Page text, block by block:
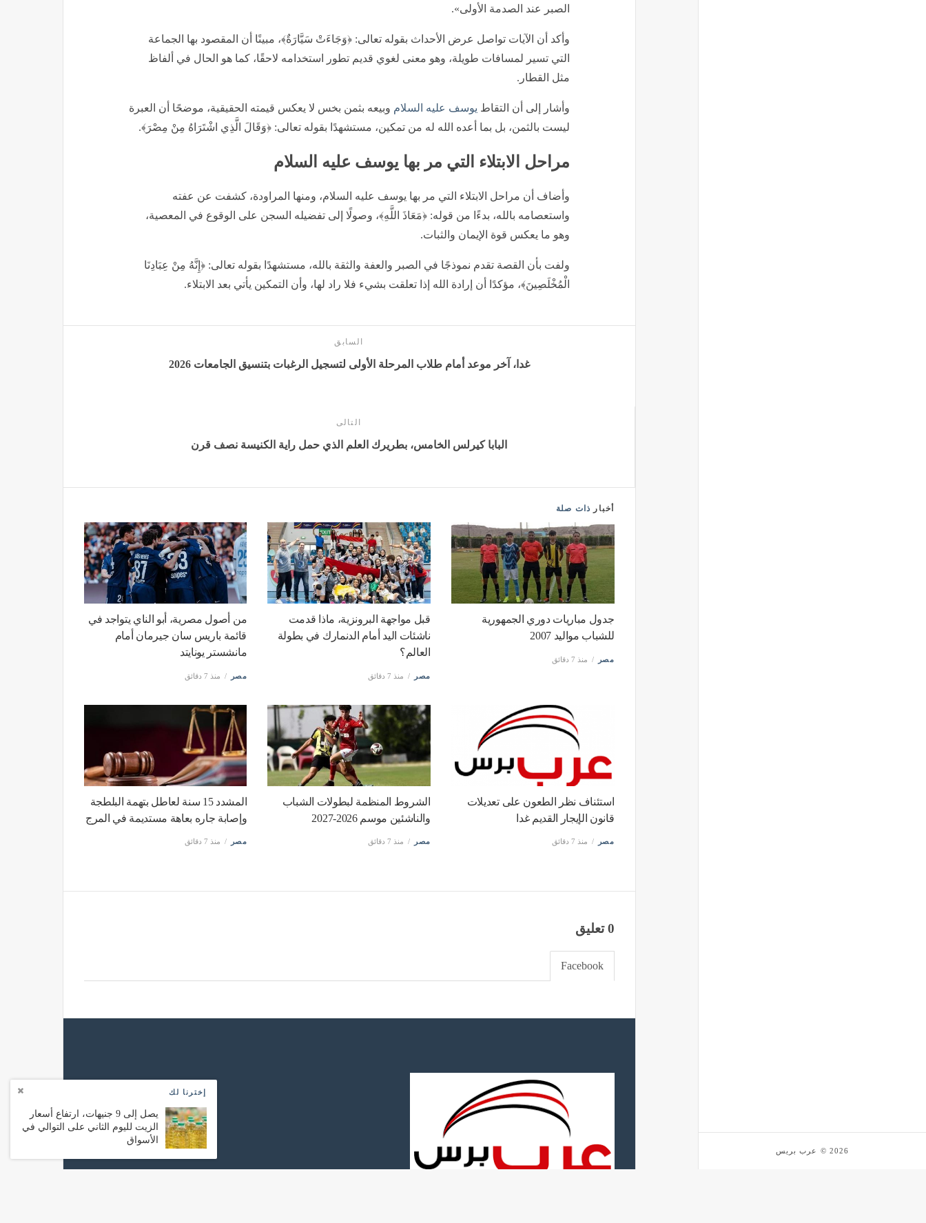
2026 © عرب بريس
الصبر عند الصدمة الأولى».
وأكد أن الآيات تواصل عرض الأحداث بقوله تعالى: ﴿وَجَاءَتْ سَيَّارَةٌ﴾، مبينًا أن المقصود بها الجماعة
التي تسير لمسافات طويلة، وهو معنى لغوي قديم تطور استخدامه لاحقًا، كما هو الحال في ألفاظ
مثل القطار.
وأشار إلى أن التقاط يوسف عليه السلام وبيعه بثمن بخس لا يعكس قيمته الحقيقية، موضحًا أن العبرة
ليست بالثمن، بل بما أعده الله له من تمكين، مستشهدًا بقوله تعالى: ﴿وَقَالَ الَّذِي اشْتَرَاهُ مِنْ مِصْرَ﴾.
مراحل الابتلاء التي مر بها يوسف عليه السلام
وأضاف أن مراحل الابتلاء التي مر بها يوسف عليه السلام، ومنها المراودة، كشفت عن عفته
واستعصامه بالله، بدءًا من قوله: ﴿مَعَاذَ اللَّهِ﴾، وصولًا إلى تفضيله السجن على الوقوع في المعصية،
وهو ما يعكس قوة الإيمان والثبات.
ولفت بأن القصة تقدم نموذجًا في الصبر والعفة والثقة بالله، مستشهدًا بقوله تعالى: ﴿إِنَّهُ مِنْ عِبَادِنَا
الْمُخْلَصِينَ﴾، مؤكدًا أن إرادة الله إذا تعلقت بشيء فلا راد لها، وأن التمكين يأتي بعد الابتلاء.
إخترنا لك
يصل إلى 9 جنيهات، ارتفاع أسعار
الزيت لليوم الثاني على التوالي في
الأسواق
السابق
غدا، آخر موعد أمام طلاب المرحلة الأولى لتسجيل الرغبات بتنسيق الجامعات 2026
التالى
البابا كيرلس الخامس، بطريرك العلم الذي حمل راية الكنيسة نصف قرن
أخبار ذات صلة
جدول مباريات دوري الجمهورية
للشباب مواليد 2007
مصر منذ 7 دقائق
قبل مواجهة البرونزية، ماذا قدمت
ناشئات اليد أمام الدنمارك في بطولة
العالم؟
مصر منذ 7 دقائق
من أصول مصرية، أبو الناي يتواجد في
قائمة باريس سان جيرمان أمام
مانشستر يونايتد
مصر منذ 7 دقائق
استئناف نظر الطعون على تعديلات
قانون الإيجار القديم غدا
مصر منذ 7 دقائق
الشروط المنظمة لبطولات الشباب
والناشئين موسم 2026-2027
مصر منذ 7 دقائق
المشدد 15 سنة لعاطل بتهمة البلطجة
وإصابة جاره بعاهة مستديمة في المرج
مصر منذ 7 دقائق
0 تعليق
Facebook